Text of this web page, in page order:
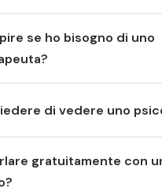
se ho bisogno di uno
di vedere uno
gratuitamente con